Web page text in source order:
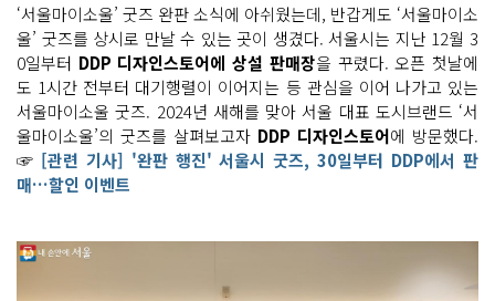
‘서울마이소울’ 굿즈 완판 소식에 아쉬웠는데, 반갑게도 ‘서울마이소
울’ 굿즈를 상시로 만날 수 있는 곳이 생겼다. 서울시는 지난 12월 3
0일부터 DDP 디자인스토어에 상설 판매장을 꾸렸다. 오픈 첫날에
도 1시간 전부터 대기행렬이 이어지는 등 관심을 이어 나가고 있는
서울마이소울 굿즈. 2024년 새해를 맞아 서울 대표 도시브랜드 ‘서
울마이소울’의 굿즈를 살펴보고자 DDP 디자인스토어에 방문했다.
☞ [관련 기사] '완판 행진' 서울시 굿즈, 30일부터 DDP에서 판
매…할인 이벤트